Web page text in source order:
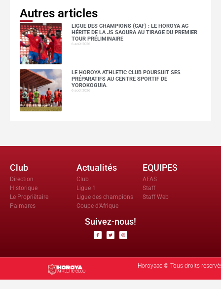
Autres articles
LIGUE DES CHAMPIONS (CAF) : LE HOROYA AC
HÉRITE DE LA JS SAOURA AU TIRAGE DU PREMIER
TOUR PRÉLIMINAIRE
6 août 2026
LE HOROYA ATHLETIC CLUB POURSUIT SES
PRÉPARATIFS AU CENTRE SPORTIF DE
YOROKOGUIA.
6 août 2026
Club
Direction
Historique
Le Propriètaire
Palmares
Actualités
Club
Ligue 1
Ligue des champions
Coupe d'Afrique
EQUIPES
AFAS
Staff
Staff Web
Suivez-nous!
Horoyaac © Tous droits